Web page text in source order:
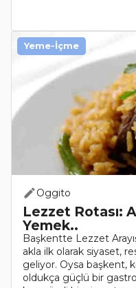
Oggito
Lezzet Rotası:
Yemek..
Başkentte Lezzet
akla ilk olarak siyaset,
geliyor. Oysa başkent,
oldukça güçlü bir
Yeme-İçme